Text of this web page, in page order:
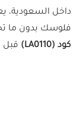
داخل السعودية،
فلوسك بدون ما
كود (LA0110)
قبل